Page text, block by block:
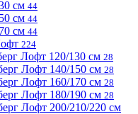
см 44
см 44
см 44
224
Лофт 120/130 см 28
Лофт 140/150 см 28
Лофт 160/170 см 28
Лофт 180/190 см 28
Лофт 200/210/220 см